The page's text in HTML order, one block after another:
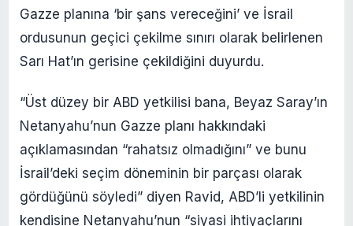
Gazze planına ‘bir şans vereceğini’ ve İsrail
ordusunun geçici çekilme sınırı olarak belirlenen
Sarı Hat’ın gerisine çekildiğini duyurdu.
“Üst düzey bir ABD yetkilisi bana, Beyaz Saray’ın
Netanyahu’nun Gazze planı hakkındaki
açıklamasından “rahatsız olmadığını” ve bunu
İsrail’deki seçim döneminin bir parçası olarak
gördüğünü söyledi” diyen Ravid, ABD’li yetkilinin
kendisine Netanyahu’nun “siyasi ihtiyaçlarını